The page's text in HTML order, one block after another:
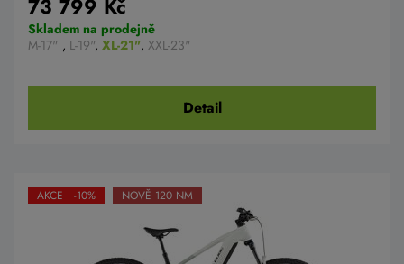
73 799 Kč
Skladem na prodejně
M-17" , L-19", XL-21", XXL-23"
Detail
AKCE -10% NOVĚ 120 NM